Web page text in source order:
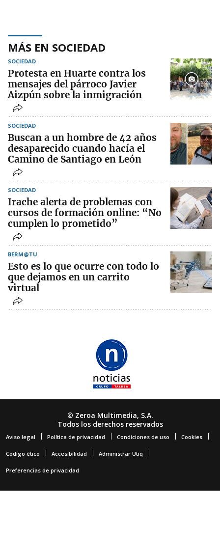
MÁS EN SOCIEDAD
SOCIEDAD
Protesta en Huarte contra los
mensajes del párroco Javier
Aizpún sobre la inmigración
SOCIEDAD
Buscan a un hombre de 42 años
desaparecido cuando hacía el
Camino de Santiago en León
SOCIEDAD
Irache alerta de problemas con
cursos de formación online: “No
cumplen lo prometido”
BERM@TU
Esto es lo que ocurre con todo lo
que dejamos en un carrito
virtual
© Zeroa Multimedia, S.A.
Todos los derechos reservados
Aviso legal Política de privacidad Condiciones de uso Cookies
Código ético Accesibilidad Administrar Utiq
Preferencias de privacidad